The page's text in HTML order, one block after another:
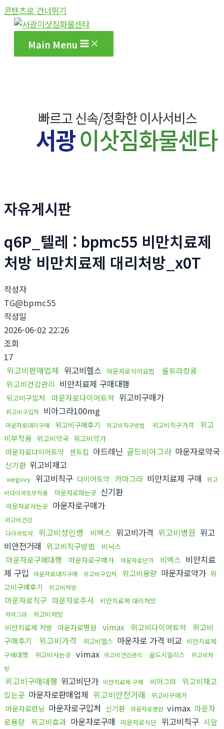
콘텐츠로 건너뛰기
Main Menu
자유게시판
q6P_텔레 : bpmc55 비만치료제
처방 비만치료제 대리처방_x0T
작성자
TG@bpmc55
작성일
2026-06-02 22:26
조회
17
위고비판매업체 위고비헬스 마운자로식이요법
울트라킹콩
위고비건강관리 비만치료제 구매대행
위고비구입처 마운자로다이어트약 위고비구매가
위고비구입처 비아그라100mg
마운자로대리구매 위고비구매후기 위고비직구방법 위고비직구가격
위고
비부작용 위고비약국 위고비약가
마운자로다이어트약 센트립 아드레닌 골드비아그라 마운자로약국
신기환 위고비재고
wegovy 위고비직구 다이어트약 카마그라 비만치료제 구매
위고
비다이어트부작용
마운자로파는곳 신기환
마운자로사는곳 마운자로구매가
위고비건강
다이어트약
위고비성인병 비맥스 위고비가격 위고비병원 위고
비안전거래 위고비직구방법 비닉스
마운자로구매대행 마운자로구매가 마운자로단가 비맥스 비만치료
제 구입
마운자로대리구매 위고비구입처 위고비용량 마운자로약가 위
고비구매후기
위고비처방
마운자로직구 마운자로주사 비만치료제 대리처방
카마그라 위고비처방
비만치료제 처방 마운자로병원 vimax 위고비다이어트약
위고비
구매후기
위고비가격 위고비헬스 마운자로 가격 비교 비만치료제
구매대행
위고비사는곳 vimax 위고비건강관리 골드시알리스
위고비처
방
위고비구매대행 위고비단가 비만치료제 구매 비아그라
위고비재고
있는곳 마운자로판매업체 위고비안전거래 위고비구매가
마운자로런닝 마운자로구입처 신기환 마운자로병원 vimax 마운자
로용량
위고비효과 마운자로구매 마운자로식단 위고비직구 시알